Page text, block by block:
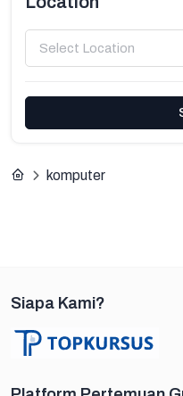
komputer
Siapa Kami?